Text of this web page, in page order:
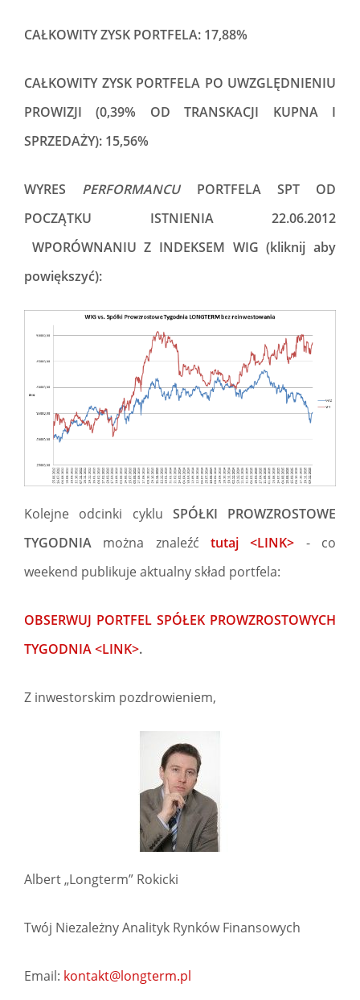
CAŁKOWITY ZYSK PORTFELA: 17,88%
CAŁKOWITY ZYSK PORTFELA PO UWZGLĘDNIENIU
PROWIZJI (0,39% OD TRANSKACJI KUPNA I
SPRZEDAŻY): 15,56%
WYRES PERFORMANCUPORTFELA SPT OD
POCZĄTKU ISTNIENIA 22.06.2012
WPORÓWNANIU Z INDEKSEM WIG (kliknij aby
powiększyć):
Kolejne odcinki cyklu SPÓŁKI PROWZROSTOWE
TYGODNIA można znaleźć tutaj <LINK> - co
weekend publikuje aktualny skład portfela:
OBSERWUJ PORTFEL SPÓŁEK PROWZROSTOWYCH
TYGODNIA <LINK>.
Z inwestorskim pozdrowieniem,
Albert „Longterm” Rokicki
Twój Niezależny Analityk Rynków Finansowych
Email: kontakt@longterm.pl